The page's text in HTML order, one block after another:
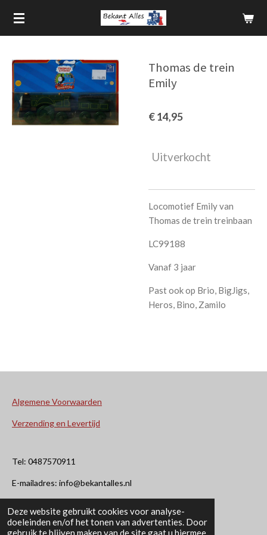
Deze website gebruikt cookies voor analyse-
doeleinden en/of het tonen van advertenties. Door
gebruik te blijven maken van de site gaat u hiermee
Ga
direct
hoofdinhoud
Thomas de trein
Emily
€ 14,95
Uitverkocht
Locomotief Emily van
Thomas de trein treinbaan
LC99188
Vanaf 3 jaar
Past ook op Brio, BigJigs,
Heros, Bino, Zamilo
Algemene Voorwaarden
Verzending en Levertijd
Tel: 0487570911
E-mailadres: info@bekantalles.nl
Rooysestraat 4